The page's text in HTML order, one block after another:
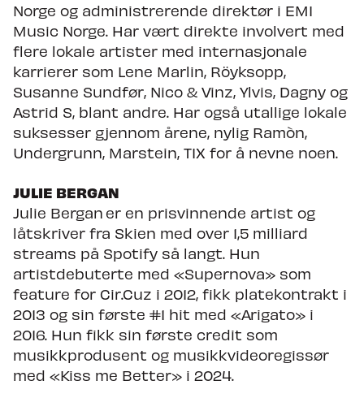
Norge og administrerende direktør i EMI
Music Norge. Har vært direkte involvert med
flere lokale artister med internasjonale
karrierer som Lene Marlin, Röyksopp,
Susanne Sundfør, Nico & Vinz, Ylvis, Dagny og
Astrid S, blant andre. Har også utallige lokale
suksesser gjennom årene, nylig Ramòn,
Undergrunn, Marstein, TIX for å nevne noen.
JULIE BERGAN
Julie Bergan er en prisvinnende artist og
låtskriver fra Skien med over 1,5 milliard
streams på Spotify så langt. Hun
artistdebuterte med «Supernova» som
feature for Cir.Cuz i 2012, fikk platekontrakt i
2013 og sin første #1 hit med «Arigato» i
2016. Hun fikk sin første credit som
musikkprodusent og musikkvideoregissør
med «Kiss me Better» i 2024.